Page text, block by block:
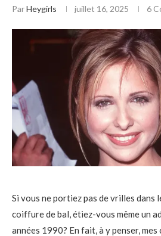
ParHeygirls juillet 16, 2025 6
Si vous ne portiez pas de vrilles dans
coiffure de bal, étiez-vous même un
années 1990? En fait, à y penser,